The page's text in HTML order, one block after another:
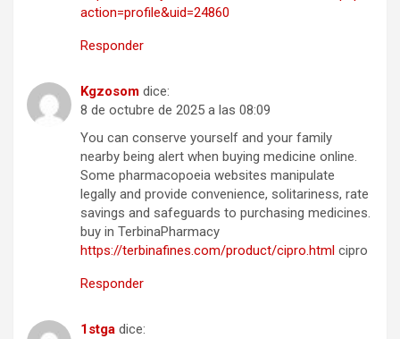
action=profile&uid=24860
Responder
Kgzosom dice:
8 de octubre de 2025 a las 08:09
You can conserve yourself and your family
nearby being alert when buying medicine online.
Some pharmacopoeia websites manipulate
legally and provide convenience, solitariness, rate
savings and safeguards to purchasing medicines.
buy in TerbinaPharmacy
https://terbinafines.com/product/cipro.html cipro
Responder
1stga dice: